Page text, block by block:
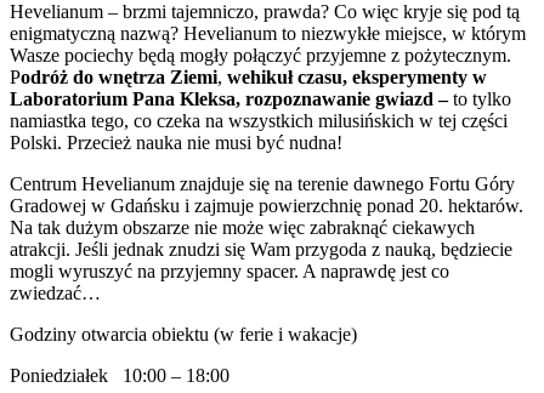
Hevelianum – brzmi tajemniczo, prawda? Co więc kryje się pod tą
enigmatyczną nazwą? Hevelianum to niezwykłe miejsce, w którym
Wasze pociechy będą mogły połączyć przyjemne z pożytecznym.
Podróż do wnętrza Ziemi, wehikuł czasu, eksperymenty w
Laboratorium Pana Kleksa, rozpoznawanie gwiazd –to tylko
namiastka tego, co czeka na wszystkich milusińskich w tej części
Polski. Przecież nauka nie musi być nudna!
Centrum Hevelianum znajduje się na terenie dawnego Fortu Góry
Gradowej w Gdańsku i zajmuje powierzchnię ponad 20. hektarów.
Na tak dużym obszarze nie może więc zabraknąć ciekawych
atrakcji. Jeśli jednak znudzi się Wam przygoda z nauką, będziecie
mogli wyruszyć na przyjemny spacer. A naprawdę jest co
zwiedzać…
Godziny otwarcia obiektu (w ferie i wakacje)
Poniedziałek 10:00 – 18:00